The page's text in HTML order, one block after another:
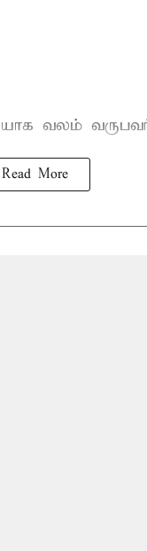
வலம்
Read More